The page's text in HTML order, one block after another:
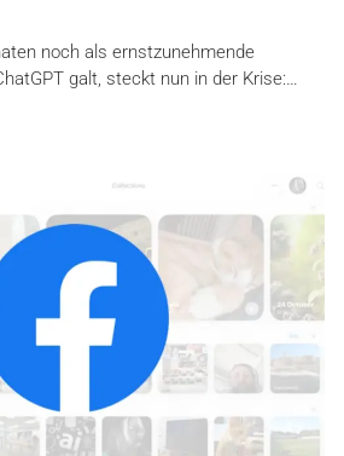
noch als ernstzunehmende
galt, steckt nun in der Krise:…